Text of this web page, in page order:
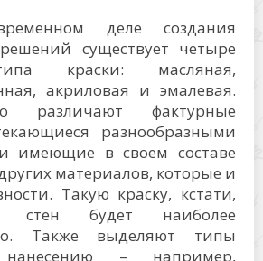
деле создания
существует четыре
краски: масляная,
акриловая и эмалевая.
различают фактурные
разнообразными
имеющие в своем составе
материалов, которые и
Такую краску, кстати,
стен будет наиболее
Также выделяют типы
– например,